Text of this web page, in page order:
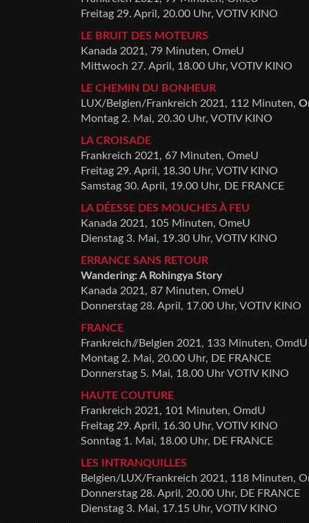
Freitag 29. April, 20.00 Uhr, VOTIV KINO
LE BRUIT DES MOTEURS
Kanada 2021, 79 Minuten, OmeU
Mittwoch 27. April, 18.00 Uhr, VOTIV KINO
LE CHEMIN DU BONHEUR
LUX/Belgien/Frankreich 2021, 112 Minuten,
Montag 2. Mai, 20.30 Uhr, VOTIV KINO
LA CROISADE
Frankreich 2021, 67 Minuten, OmeU
Freitag 29. April, 18.30 Uhr, VOTIV KINO
Samstag 30. April, 19.00 Uhr, DE FRANCE
LA DÉESSE DES MOUCHES À FEU
Kanada 2021, 105 Minuten, OmeU
Dienstag 3. Mai, 19.30 Uhr, VOTIV KINO
ERRANCE SANS RETOUR
Wandering: A Rohingya Story
Kanada 2021, 87 Minuten, OmeU
Donnerstag 28. April, 17.00 Uhr, VOTIV KINO
FRANCE
Frankreich//Belgien 2021, 133 Minuten, OmdU
Montag 2. Mai, 20.00 Uhr, DE FRANCE
Donnerstag 5. Mai, 18.00 Uhr VOTIV KINO
HAUTE COUTURE
Frankreich 2021, 101 Minuten, OmdU
Freitag 29. April, 16.30 Uhr, VOTIV KINO
Sonntag 1. Mai, 18.00 Uhr, DE FRANCE
LES INTRANQUILLES
Belgien/LUX/Frankreich 2021, 118 Minuten,
Donnerstag 28. April, 20.00 Uhr, DE FRANCE
Dienstag 3. Mai, 17.15 Uhr, VOTIV KINO